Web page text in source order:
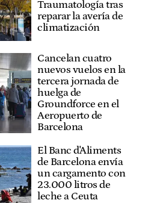
Traumatología tras
reparar la avería de
climatización
Cancelan cuatro
nuevos vuelos en la
tercera jornada de
huelga de
Groundforce en el
Aeropuerto de
Barcelona
El Banc d'Aliments
de Barcelona envía
un cargamento con
23.000 litros de
leche a Ceuta